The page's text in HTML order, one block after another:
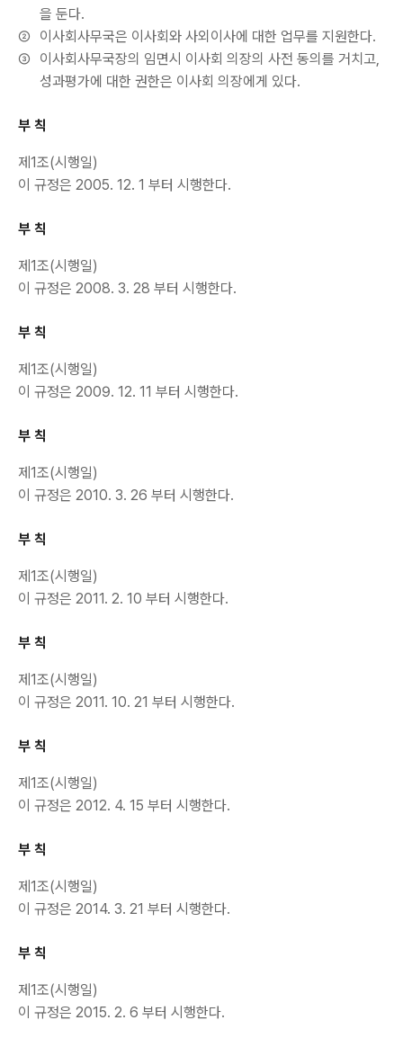
을 둔다.
②
이사회사무국은 이사회와 사외이사에 대한 업무를 지원한다.
③
이사회사무국장의 임면시 이사회 의장의 사전 동의를 거치고,
성과평가에 대한 권한은 이사회 의장에게 있다.
부 칙
제1조(시행일)
이 규정은 2005. 12. 1 부터 시행한다.
부 칙
제1조(시행일)
이 규정은 2008. 3. 28 부터 시행한다.
부 칙
제1조(시행일)
이 규정은 2009. 12. 11 부터 시행한다.
부 칙
제1조(시행일)
이 규정은 2010. 3. 26 부터 시행한다.
부 칙
제1조(시행일)
이 규정은 2011. 2. 10 부터 시행한다.
부 칙
제1조(시행일)
이 규정은 2011. 10. 21 부터 시행한다.
부 칙
제1조(시행일)
이 규정은 2012. 4. 15 부터 시행한다.
부 칙
제1조(시행일)
이 규정은 2014. 3. 21 부터 시행한다.
부 칙
제1조(시행일)
이 규정은 2015. 2. 6 부터 시행한다.